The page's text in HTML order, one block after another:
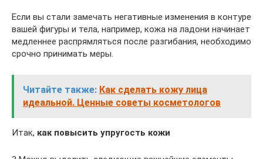
Если вы стали замечать негативные изменения в контуре
вашей фигуры и тела, например, кожа на ладони начинает
медленнее распрямляться после разгибания, необходимо
срочно принимать меры.
Читайте также: Как сделать кожу лица
идеальной. Ценные советы косметологов
Итак, как повысить упругость кожи